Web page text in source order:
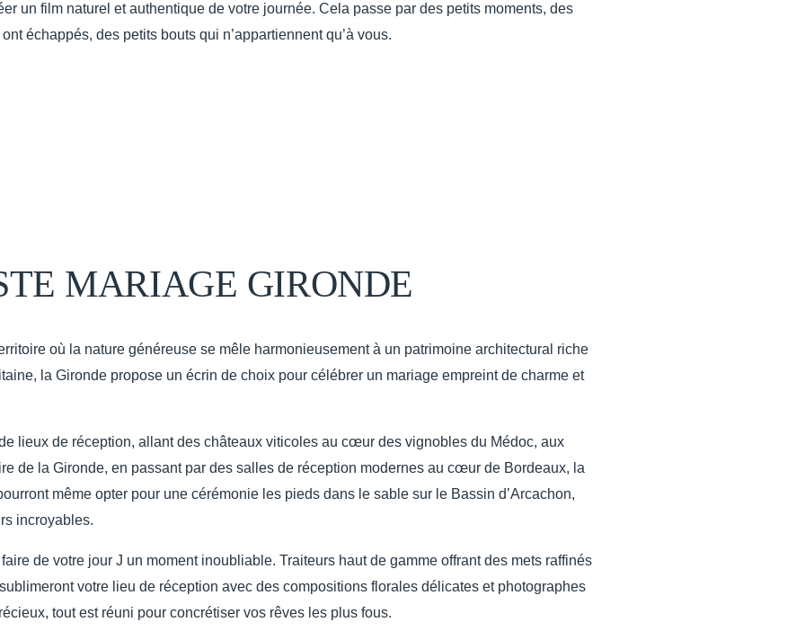
un film naturel et authentique de votre journée. Cela passe par des petits moments, des
échappés, des petits bouts qui n’appartiennent qu’à vous.
MARIAGE GIRONDE
où la nature généreuse se mêle harmonieusement à un patrimoine architectural riche
la Gironde propose un écrin de choix pour célébrer un mariage empreint de charme et
lieux de réception, allant des châteaux viticoles au cœur des vignobles du Médoc, aux
de la Gironde, en passant par des salles de réception modernes au cœur de Bordeaux, la
même opter pour une cérémonie les pieds dans le sable sur le Bassin d’Arcachon,
incroyables.
de votre jour J un moment inoubliable. Traiteurs haut de gamme offrant des mets raffinés
votre lieu de réception avec des compositions florales délicates et photographes
tout est réuni pour concrétiser vos rêves les plus fous.